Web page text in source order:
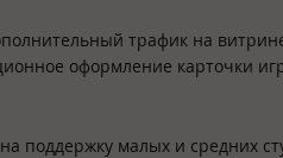
трафик на
оформление карточки
поддержку малых и средних